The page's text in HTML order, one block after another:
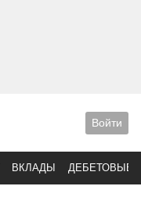
Войти
ВКЛАДЫ ДЕБЕТОВЫЕ